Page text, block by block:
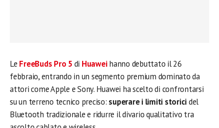
Le FreeBuds Pro 5 di Huaweihanno debuttato il 26
febbraio, entrando in un segmento premium dominato da
attori come Apple e Sony. Huawei ha scelto di confrontarsi
su un terreno tecnico preciso: superare i limiti storicidel
Bluetooth tradizionale e ridurre il divario qualitativo tra